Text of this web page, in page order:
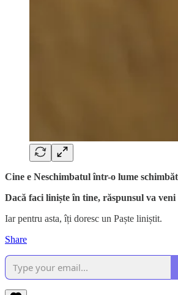
Cine e Neschimbatul într-o lume
Dacă faci liniște în tine, răspunsul va veni
Iar pentru asta, îți doresc un Paște liniștit.
Share